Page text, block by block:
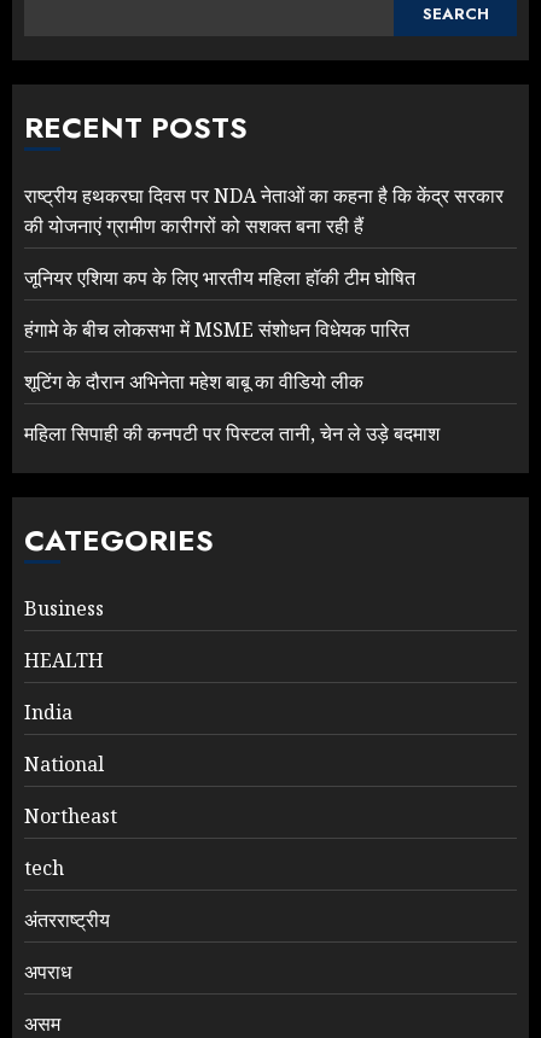
SEARCH
RECENT POSTS
राष्ट्रीय हथकरघा दिवस पर NDA नेताओं का कहना है कि केंद्र सरकार
की योजनाएं ग्रामीण कारीगरों को सशक्त बना रही हैं
जूनियर एशिया कप के लिए भारतीय महिला हॉकी टीम घोषित
हंगामे के बीच लोकसभा में MSME संशोधन विधेयक पारित
शूटिंग के दौरान अभिनेता महेश बाबू का वीडियो लीक
महिला सिपाही की कनपटी पर पिस्टल तानी, चेन ले उड़े बदमाश
CATEGORIES
Business
HEALTH
India
National
Northeast
tech
अंतरराष्ट्रीय
अपराध
असम